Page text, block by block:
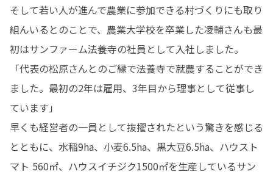
そして若い人が進んで農業に参加できる村づくりにも取り
組んいるとのことで、農業大学校を卒業した凌輔さんも最
初はサンファーム法養寺の社員として入社しました。
「代表の松原さんとのご縁で法養寺で就農することができ
ました。最初の2年は雇用、3年目から理事として従事し
ています」
早くも経営者の一員として抜擢されたという驚きを感じる
とともに、水稲9ha、小麦6.5ha、黒大豆6.5ha、ハウスト
マト 560㎡、ハウスイチジク1500㎡を生産しているサン